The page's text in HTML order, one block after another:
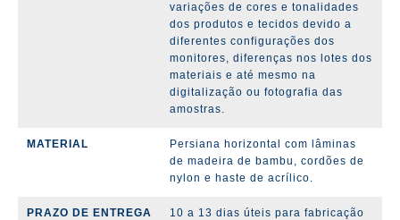
variações de cores e tonalidades
dos produtos e tecidos devido a
diferentes configurações dos
monitores, diferenças nos lotes dos
materiais e até mesmo na
digitalização ou fotografia das
amostras.
MATERIAL
Persiana horizontal com lâminas
de madeira de bambu, cordões de
nylon e haste de acrílico.
PRAZO DE ENTREGA
10 a 13 dias úteis para fabricação